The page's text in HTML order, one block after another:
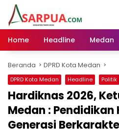
Langsung
konten
Home
Headline Medan
Beranda DPRD Kota Medan
DPRD Kota Medan Headline Politik
Hardiknas 2026,
Medan : Pendidikan
Generasi